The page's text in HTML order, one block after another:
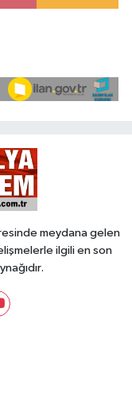
meydana gelen
ilgili en son